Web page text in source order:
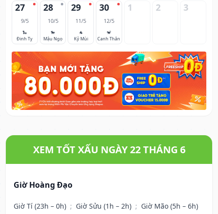
27
9/5
🐍
Đinh Tỵ
28
10/5
🐎
Mậu Ngọ
29
11/5
🐐
Kỷ Mùi
30
12/5
🐒
Canh Thân
1 2 3
XEM TỐT XẤU NGÀY 22 THÁNG 6
Giờ Hoàng Đạo
Giờ Tí (23h – 0h) ; Giờ Sửu (1h – 2h) ; Giờ Mão (5h – 6h)